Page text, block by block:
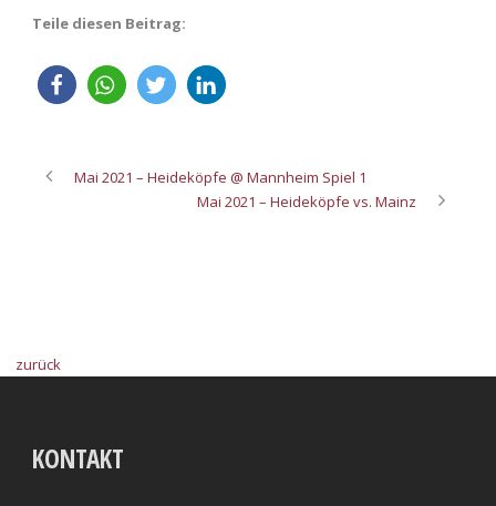
Teile diesen Beitrag:
Mai 2021 – Heideköpfe @ Mannheim Spiel 1
Mai 2021 – Heideköpfe vs. Mainz
zurück
KONTAKT